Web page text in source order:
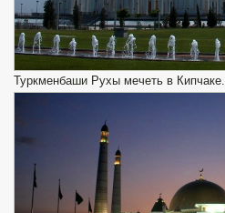
Туркменбаши Рухы мечеть в Кипчаке.